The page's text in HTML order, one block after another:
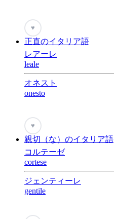
♥
正直のイタリア語
レアーレ
leale
オネスト
onesto
♥
親切（な）のイタリア語
コルテーゼ
cortese
ジェンティーレ
gentile